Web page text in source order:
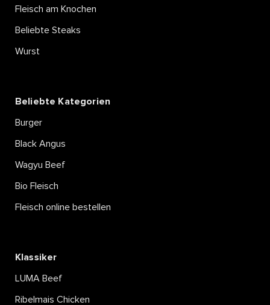
Fleisch am Knochen
Beliebte Steaks
Wurst
Beliebte Kategorien
Burger
Black Angus
Wagyu Beef
Bio Fleisch
Fleisch online bestellen
Klassiker
LUMA Beef
Ribelmais Chicken